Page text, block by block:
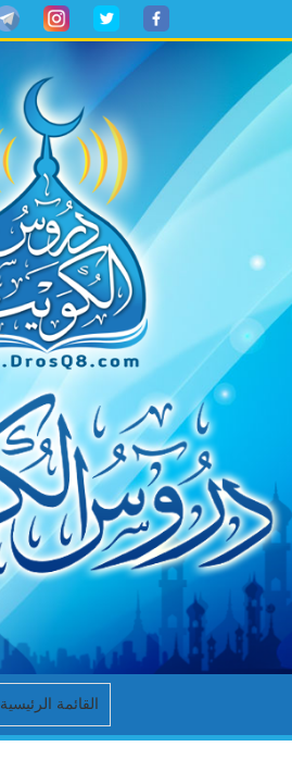
القائمة الرئيسية